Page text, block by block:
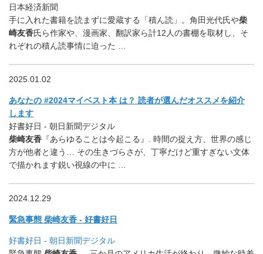
日本経済新聞
手に入れた書籍を読まずに愛蔵する「積ん読」。角田光代氏や柴
崎友香氏ら作家や、漫画家、翻訳家ら計12人の書棚を取材し、そ
れぞれの積ん読事情に迫った …
2025.01.02
あなたの #2024マイベスト本 は？ 読者が選んだオススメを紹介
します
好書好日 - 朝日新聞デジタル
柴崎友香 『あらゆることは今起こる』. 時間の捉え方、世界の感じ
方が他者と違う… その生きづらさが、丁寧だけど重すぎない文体
で描かれます鋭い視線の中に …
2024.12.29
緊急事態 柴崎友香 - 好書好日
好書好日 - 朝日新聞デジタル